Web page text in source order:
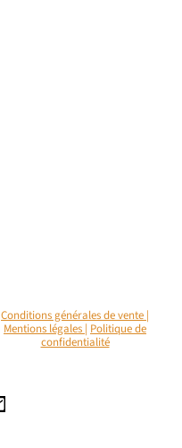
Conditions générales de vente |
Mentions légales | Politique de
confidentialité